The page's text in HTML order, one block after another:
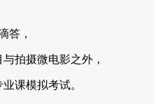
答，
拍摄微电影之外，
课模拟考试。